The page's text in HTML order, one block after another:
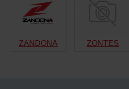
ZANDONA ZONTES